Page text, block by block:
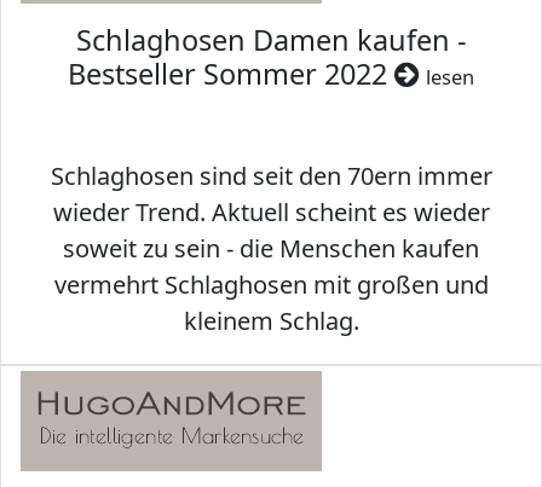
Schlaghosen Damen kaufen -
Bestseller Sommer 2022
lesen
Schlaghosen sind seit den 70ern immer
wieder Trend. Aktuell scheint es wieder
soweit zu sein - die Menschen kaufen
vermehrt Schlaghosen mit großen und
kleinem Schlag.